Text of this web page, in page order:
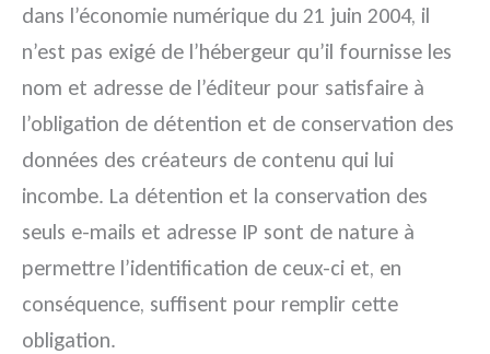
dans l’économie numérique du 21 juin 2004, il
n’est pas exigé de l’hébergeur qu’il fournisse les
nom et adresse de l’éditeur pour satisfaire à
l’obligation de détention et de conservation des
données des créateurs de contenu qui lui
incombe. La détention et la conservation des
seuls e-mails et adresse IP sont de nature à
permettre l’identification de ceux-ci et, en
conséquence, suffisent pour remplir cette
obligation.